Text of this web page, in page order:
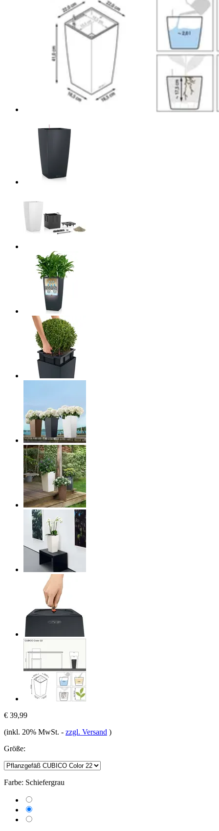
€ 39,99
(inkl. 20% MwSt. - zzgl. Versand )
Größe:
Farbe: Schiefergrau